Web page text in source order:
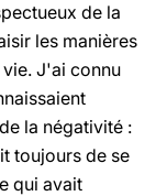
de la
les manières
vie. J'ai connu
la négativité :
toujours de se
qui avait